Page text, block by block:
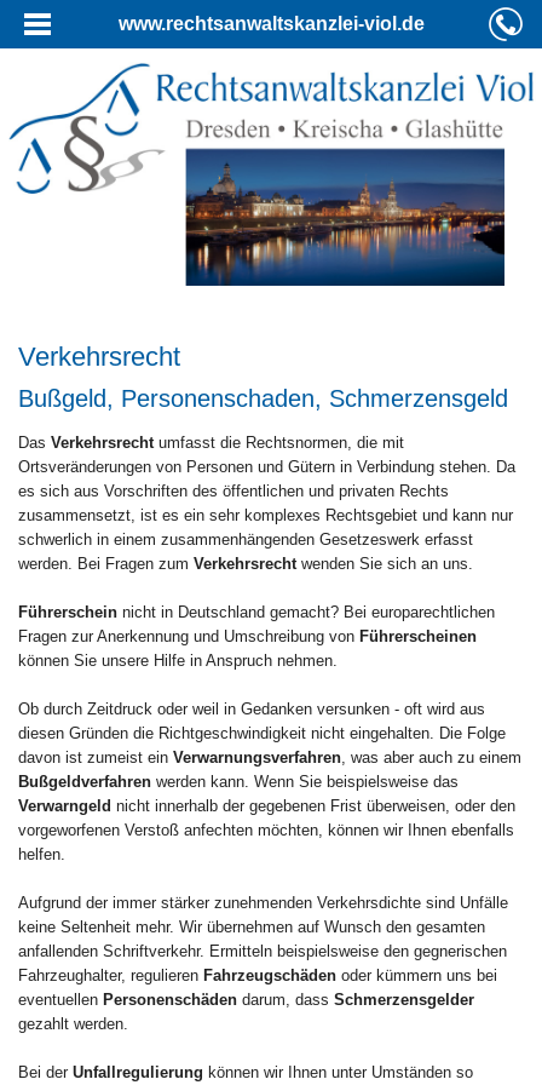
www.rechtsanwaltskanzlei-viol.de
Verkehrsrecht
Bußgeld, Personenschaden, Schmerzensgeld
Das Verkehrsrecht umfasst die Rechtsnormen, die mit
Ortsveränderungen von Personen und Gütern in Verbindung stehen. Da
es sich aus Vorschriften des öffentlichen und privaten Rechts
zusammensetzt, ist es ein sehr komplexes Rechtsgebiet und kann nur
schwerlich in einem zusammenhängenden Gesetzeswerk erfasst
werden. Bei Fragen zum Verkehrsrecht wenden Sie sich an uns.
Führerschein nicht in Deutschland gemacht? Bei europarechtlichen
Fragen zur Anerkennung und Umschreibung von Führerscheinen
können Sie unsere Hilfe in Anspruch nehmen.
Ob durch Zeitdruck oder weil in Gedanken versunken - oft wird aus
diesen Gründen die Richtgeschwindigkeit nicht eingehalten. Die Folge
davon ist zumeist ein Verwarnungsverfahren , was aber auch zu einem
Bußgeldverfahren werden kann. Wenn Sie beispielsweise das
Verwarngeld nicht innerhalb der gegebenen Frist überweisen, oder den
vorgeworfenen Verstoß anfechten möchten, können wir Ihnen ebenfalls
helfen.
Aufgrund der immer stärker zunehmenden Verkehrsdichte sind Unfälle
keine Seltenheit mehr. Wir übernehmen auf Wunsch den gesamten
anfallenden Schriftverkehr. Ermitteln beispielsweise den gegnerischen
Fahrzeughalter, regulieren Fahrzeugschäden oder kümmern uns bei
eventuellen Personenschäden darum, dass Schmerzensgelder
gezahlt werden.
Bei der Unfallregulierung können wir Ihnen unter Umständen so